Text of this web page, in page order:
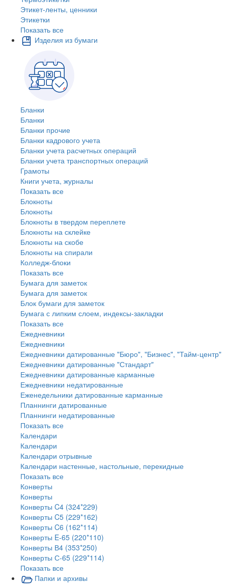
Этикет-ленты, ценники
Этикетки
Показать все
Изделия из бумаги
Бланки
Бланки
Бланки прочие
Бланки кадрового учета
Бланки учета расчетных операций
Бланки учета транспортных операций
Грамоты
Книги учета, журналы
Показать все
Блокноты
Блокноты
Блокноты в твердом переплете
Блокноты на склейке
Блокноты на скобе
Блокноты на спирали
Колледж-блоки
Показать все
Бумага для заметок
Бумага для заметок
Блок бумаги для заметок
Бумага с липким слоем, индексы-закладки
Показать все
Ежедневники
Ежедневники
Ежедневники датированные "Бюро", "Бизнес", "Тайм-центр"
Ежедневники датированные "Стандарт"
Ежедневники датированные карманные
Ежедневники недатированные
Еженедельники датированные карманные
Планнинги датированные
Планнинги недатированные
Показать все
Календари
Календари
Календари отрывные
Календари настенные, настольные, перекидные
Показать все
Конверты
Конверты
Конверты C4 (324*229)
Конверты C5 (229*162)
Конверты C6 (162*114)
Конверты E-65 (220*110)
Конверты В4 (353*250)
Конверты С-65 (229*114)
Показать все
Папки и архивы